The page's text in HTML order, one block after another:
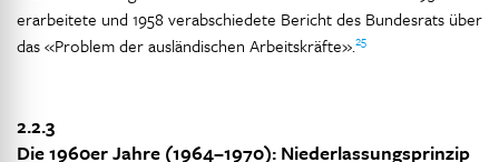
erarbeitete und 1958 verabschiedete Bericht des Bundesrats über
das «Problem der ausländischen Arbeitskräfte».25
2.2.3
Die 1960er Jahre (1964–1970): Niederlassungsprinzip